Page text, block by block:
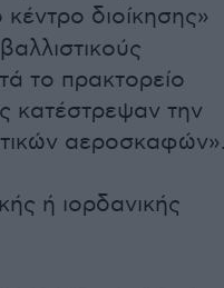
κέντρο διοίκησης»
το πρακτορείο
κατέστρεψαν την
ή ιορδανικής